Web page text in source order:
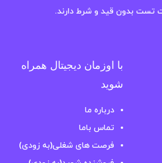
تست بدون قید و شرط دارند.
با اوزمان دیجیتال همراه
شوید
درباره ما
تماس باما
فرصت های شغلی(به زودی)